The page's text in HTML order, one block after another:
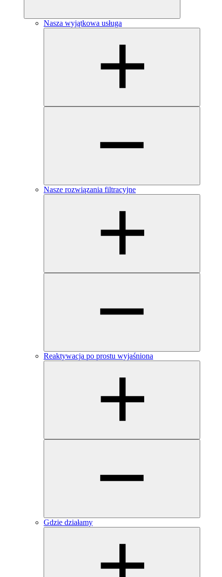
Nasza wyjątkowa usługa
Nasze rozwiązania filtracyjne
Reaktywacja po prostu wyjaśniona
Gdzie działamy